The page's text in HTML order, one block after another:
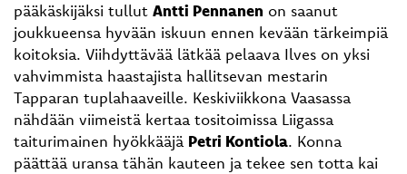
pääkäskijäksi tullut Antti Pennanen on saanut
joukkueensa hyvään iskuun ennen kevään tärkeimpiä
koitoksia. Viihdyttävää lätkää pelaava Ilves on yksi
vahvimmista haastajista hallitsevan mestarin
Tapparan tuplahaaveille. Keskiviikkona Vaasassa
nähdään viimeistä kertaa tositoimissa Liigassa
taiturimainen hyökkääjä Petri Kontiola. Konna
päättää uransa tähän kauteen ja tekee sen totta kai